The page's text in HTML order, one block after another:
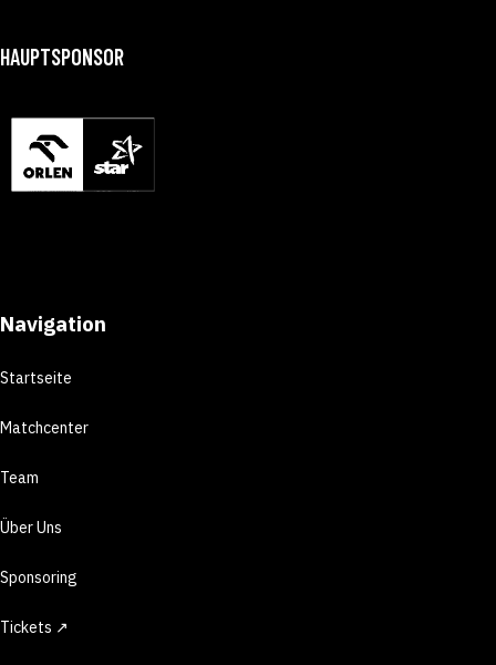
HAUPTSPONSOR
Navigation
Startseite
Matchcenter
Team
Über Uns
Sponsoring
Tickets ↗